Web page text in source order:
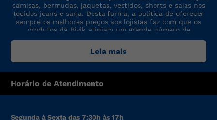
Faça
Avaliações
Carregando…